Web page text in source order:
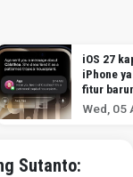
iOS 27
iPhone
fitur
Wed, 05
Sutanto: